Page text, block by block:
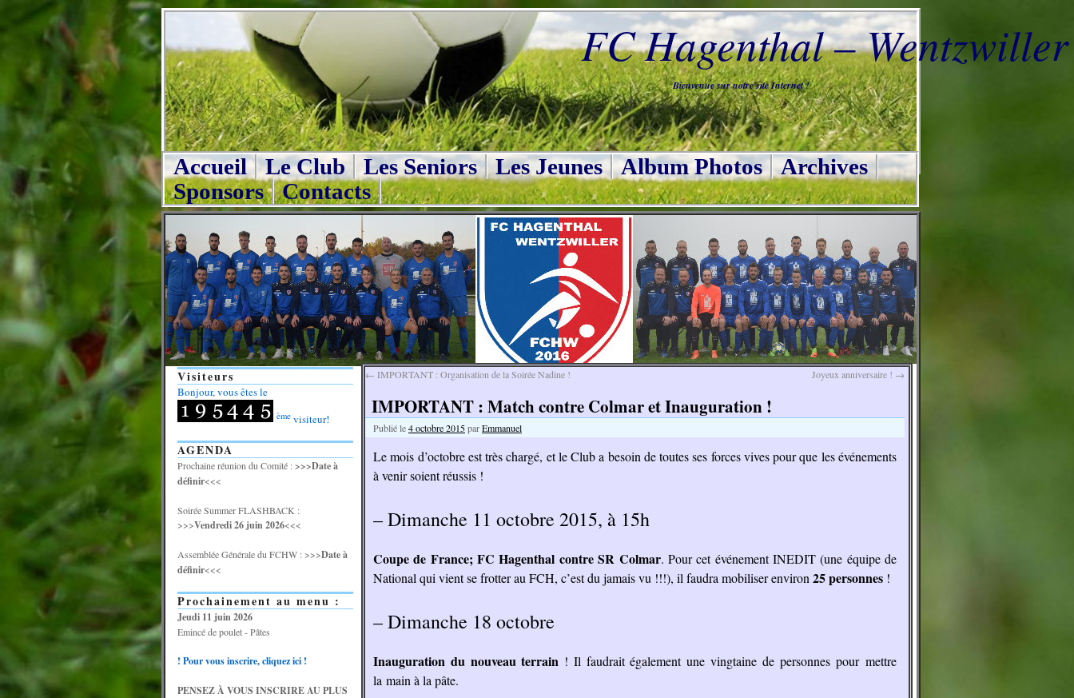
FC Hagenthal – Wentzwiller
Bienvenue sur notre site Internet !
Accueil Le Club Les Seniors Les Jeunes Album Photos
Archives
Sponsors
Contacts
← IMPORTANT : Organisation de la Soirée Nadine ! Joyeux anniversaire ! →
IMPORTANT : Match contre Colmar et Inauguration !
Publié le4 octobre 2015parEmmanuel
Le mois d’octobre est très chargé, et le Club a besoin de toutes ses forces vives pour que les événements
à venir soient réussis !
– Dimanche 11 octobre 2015, à 15h
Coupe de France; FC Hagenthal contre SR Colmar. Pour cet événement INEDIT (une équipe de
National qui vient se frotter au FCH, c’est du jamais vu !!!), il faudra mobiliser environ 25 personnes !
– Dimanche 18 octobre
Inauguration du nouveau terrain ! Il faudrait également une vingtaine de personnes pour mettre
la main à la pâte.
Visiteurs
Bonjour, vous êtes le
ème visiteur!
AGENDA
Prochaine réunion du Comité :>>>Date à
définir<<<
Soirée Summer FLASHBACK :
>>>Vendredi 26 juin 2026<<<
Assemblée Générale du FCHW : >>>Date à
définir<<<
Prochainement au menu :
Jeudi 11 juin 2026
Emincé de poulet - Pâtes
! Pour vous inscrire, cliquez ici !
PENSEZ À VOUS INSCRIRE AU PLUS